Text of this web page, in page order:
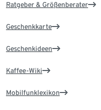
Ratgeber & Größenberater
Geschenkkarte
Geschenkideen
Kaffee-Wiki
Mobilfunklexikon